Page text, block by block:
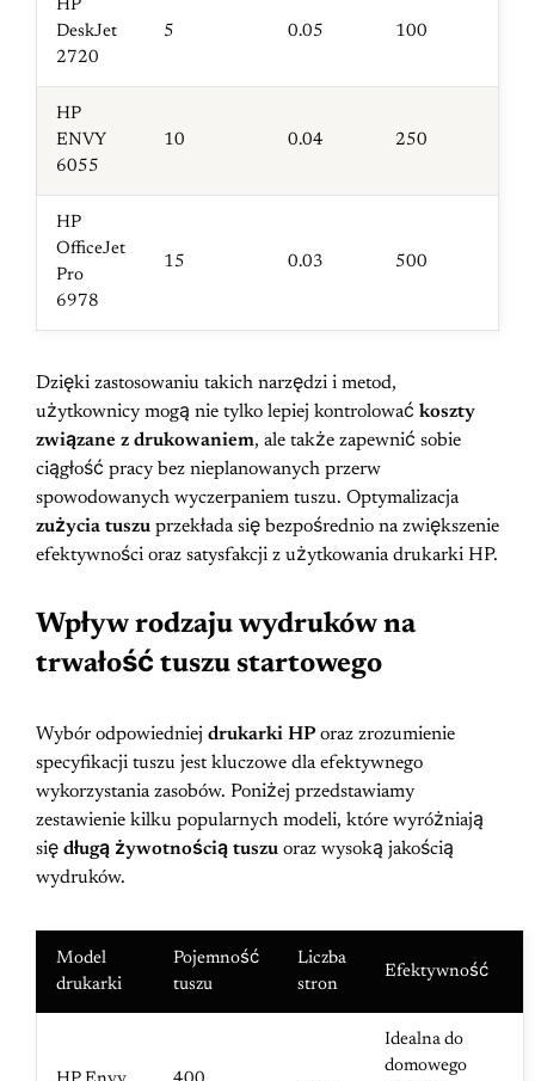
HP
DeskJet
2720
5 0.05 100
HP
ENVY
6055
10 0.04 250
HP
OfficeJet
Pro
6978
15 0.03 500
Dzięki zastosowaniu takich narzędzi i metod,
użytkownicy mogą nie tylko lepiej kontrolować koszty
związane z drukowaniem, ale także zapewnić sobie
ciągłość pracy bez nieplanowanych przerw
spowodowanych wyczerpaniem tuszu. Optymalizacja
zużycia tuszu przekłada się bezpośrednio na zwiększenie
efektywności oraz satysfakcji z użytkowania drukarki HP.
Wpływ rodzaju wydruków na
trwałość tuszu startowego
Wybór odpowiedniej drukarki HP oraz zrozumienie
specyfikacji tuszu jest kluczowe dla efektywnego
wykorzystania zasobów. Poniżej przedstawiamy
zestawienie kilku popularnych modeli, które wyróżniają
się długą żywotnością tuszu oraz wysoką jakością
wydruków.
Model
drukarki
Pojemność
tuszu
Liczba
stron
Efektywność
Idealna do
domowego